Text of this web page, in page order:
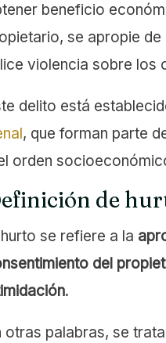
beneficio
se apropie
violencia sobre los
delito está
, que forman parte
orden
de
hurto se refiere a la
del
.
otras palabras, se